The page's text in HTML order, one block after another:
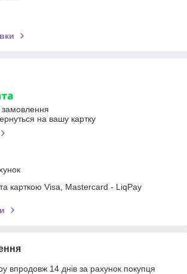
на вашу картку
карткою Visa, Mastercard - LiqPay
впродовж 14 днів за рахунок покупця